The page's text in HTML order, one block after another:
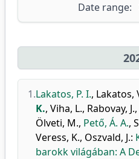
Date range:
1.Lakatos, P. I., Lakatos,
K., Viha, L., Rabovay, J.,
Ölveti, M., Pető, Á. A.,
Veress, K., Oszvald, J.:
barokk világában: A